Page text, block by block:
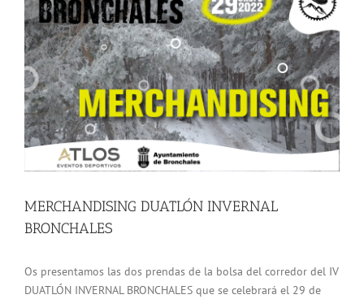
más
grande
MERCHANDISING DUATLÓN INVERNAL
BRONCHALES
Os presentamos las dos prendas de la bolsa del corredor del IV
DUATLÓN INVERNAL BRONCHALES que se celebrará el 29 de